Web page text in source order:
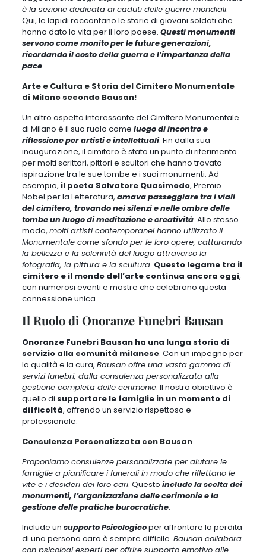
è la sezione dedicata ai caduti delle guerre mondiali.
Qui, le lapidi raccontano le storie di giovani soldati che
hanno dato la vita per il loro paese. Questi monumenti
servono come monito per le future generazioni,
ricordando il costo della guerra e l’importanza della
pace.
Arte e Cultura e Storia del Cimitero Monumentale
di Milano secondo Bausan!
Un altro aspetto interessante del Cimitero Monumentale
di Milano è il suo ruolo come luogo di incontro e
riflessione per artisti e intellettuali. Fin dalla sua
inaugurazione, il cimitero è stato un punto di riferimento
per molti scrittori, pittori e scultori che hanno trovato
ispirazione tra le sue tombe e i suoi monumenti. Ad
esempio, il poeta Salvatore Quasimodo, Premio
Nobel per la Letteratura, amava passeggiare tra i viali
del cimitero, trovando nei silenzi e nelle ombre delle
tombe un luogo di meditazione e creatività. Allo stesso
modo, molti artisti contemporanei hanno utilizzato il
Monumentale come sfondo per le loro opere, catturando
la bellezza e la solennità del luogo attraverso la
fotografia, la pittura e la scultura. Questo legame tra il
cimitero e il mondo dell’arte continua ancora oggi,
con numerosi eventi e mostre che celebrano questa
connessione unica.
Il Ruolo di Onoranze Funebri Bausan
Onoranze Funebri Bausan ha una lunga storia di
servizio alla comunità milanese. Con un impegno per
la qualità e la cura, Bausan offre una vasta gamma di
servizi funebri, dalla consulenza personalizzata alla
gestione completa delle cerimonie. Il nostro obiettivo è
quello di supportare le famiglie in un momento di
difficoltà, offrendo un servizio rispettoso e
professionale.
Consulenza Personalizzata con Bausan
Proponiamo consulenze personalizzate per aiutare le
famiglie a pianificare i funerali in modo che riflettano le
vite e i desideri dei loro cari. Questo include la scelta dei
monumenti, l’organizzazione delle cerimonie e la
gestione delle pratiche burocratiche.
Include un supporto Psicologicoper affrontare la perdita
di una persona cara è sempre difficile. Bausan collabora